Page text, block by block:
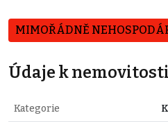
MIMOŘÁDNĚ
Údaje k nemovitosti
Kategorie